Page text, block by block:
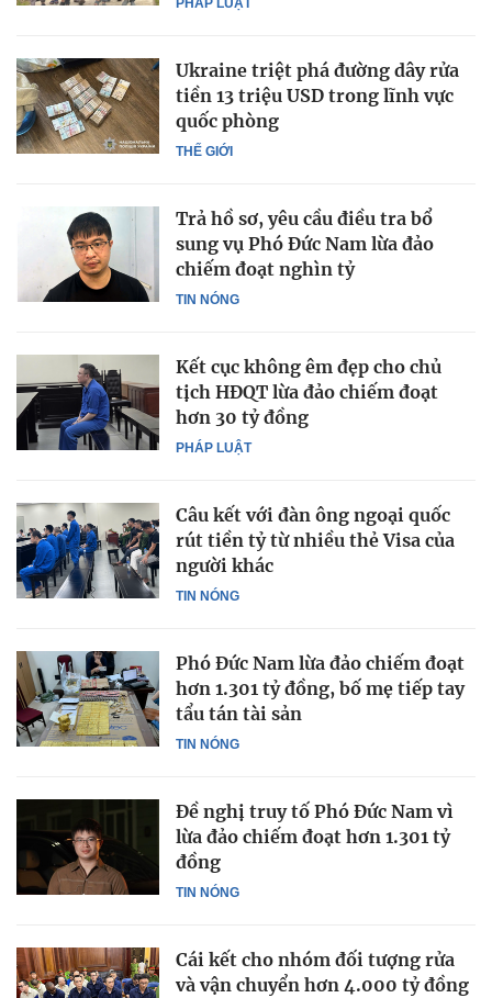
PHÁP LUẬT
THẾ GIỚI
Ukraine triệt phá đường dây rửa
tiền 13 triệu USD trong lĩnh vực
quốc phòng
TIN NÓNG
Trả hồ sơ, yêu cầu điều tra bổ
sung vụ Phó Đức Nam lừa đảo
chiếm đoạt nghìn tỷ
PHÁP LUẬT
Kết cục không êm đẹp cho chủ
tịch HĐQT lừa đảo chiếm đoạt
hơn 30 tỷ đồng
TIN NÓNG
Câu kết với đàn ông ngoại quốc
rút tiền tỷ từ nhiều thẻ Visa của
người khác
TIN NÓNG
Phó Đức Nam lừa đảo chiếm đoạt
hơn 1.301 tỷ đồng, bố mẹ tiếp tay
tẩu tán tài sản
TIN NÓNG
Đề nghị truy tố Phó Đức Nam vì
lừa đảo chiếm đoạt hơn 1.301 tỷ
đồng
Cái kết cho nhóm đối tượng rửa
và vận chuyển hơn 4.000 tỷ đồng